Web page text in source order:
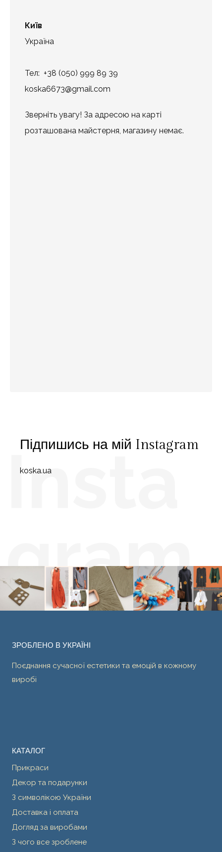
Київ
Україна
Тел: +38 (050) 999 89 39
koska6673@gmail.com
Зверніть увагу! За адресою на карті
розташована майстерня, магазину немає.
Підпишись на мій Instagram
koska.ua
Insta
gram
ЗРОБЛЕНО В УКРАЇНІ
Поєднання сучасної естетики та емоцій в кожному
виробі
КАТАЛОГ
Прикраси
Декор та подарунки
З символікою України
Доставка і оплата
Догляд за виробами
З чого все зроблене